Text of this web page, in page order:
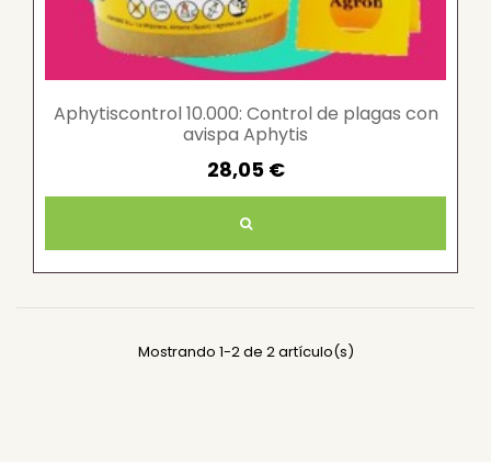
Aphytiscontrol 10.000: Control de plagas con
avispa Aphytis
28,05 €
Mostrando 1-2 de 2 artículo(s)